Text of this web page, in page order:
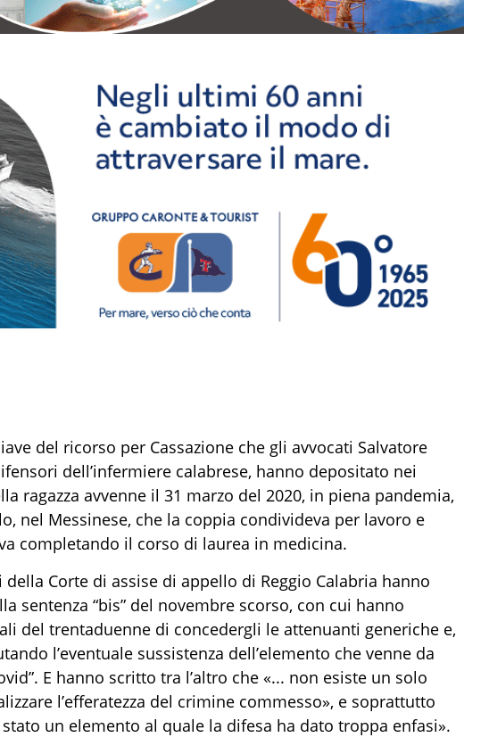
del ricorso per Cassazione che gli avvocati Salvatore
dell’infermiere calabrese, hanno depositato nei
ragazza avvenne il 31 marzo del 2020, in piena pandemia,
nel Messinese, che la coppia condivideva per lavoro e
completando il corso di laurea in medicina.
Corte di assise di appello di Reggio Calabria hanno
sentenza “bis” del novembre scorso, con cui hanno
del trentaduenne di concedergli le attenuanti generiche e,
l’eventuale sussistenza dell’elemento che venne da
E hanno scritto tra l’altro che «... non esiste un solo
l’efferatezza del crimine commesso», e soprattutto
un elemento al quale la difesa ha dato troppa enfasi».